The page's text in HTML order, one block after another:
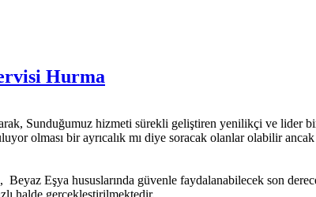
Hurma
Sunduğumuz hizmeti sürekli geliştiren yenilikçi ve lider
olması bir ayrıcalık mı diye soracak olanlar olabilir
Eşya hususlarında güvenle faydalanabilecek son